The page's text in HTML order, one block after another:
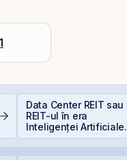
Data Center REIT sau
REIT-ul în era
Inteligenței Artificiale.